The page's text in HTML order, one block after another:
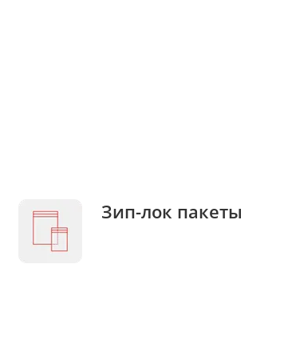
Зип-лок пакеты